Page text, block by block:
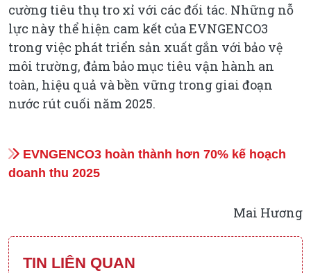
cường tiêu thụ tro xỉ với các đối tác. Những nỗ
lực này thể hiện cam kết của EVNGENCO3
trong việc phát triển sản xuất gắn với bảo vệ
môi trường, đảm bảo mục tiêu vận hành an
toàn, hiệu quả và bền vững trong giai đoạn
nước rút cuối năm 2025.
EVNGENCO3 hoàn thành hơn 70% kế hoạch
doanh thu 2025
Mai Hương
TIN LIÊN QUAN